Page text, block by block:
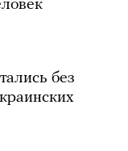
без